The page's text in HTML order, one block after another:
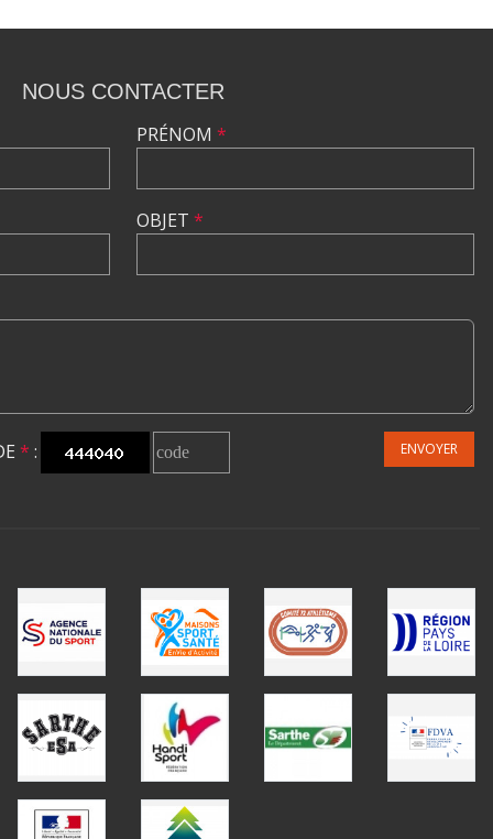
NOUS CONTACTER
PRÉNOM *
OBJET *
* : ENVOYER